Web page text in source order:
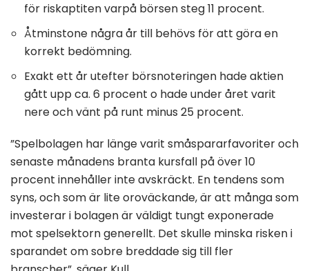
för riskaptiten varpå börsen steg 11 procent.
Åtminstone några år till behövs för att göra en
korrekt bedömning.
Exakt ett år utefter börsnoteringen hade aktien
gått upp ca. 6 procent o hade under året varit
nere och vänt på runt minus 25 procent.
”Spelbolagen har länge varit småspararfavoriter och
senaste månadens branta kursfall på över 10
procent innehåller inte avskräckt. En tendens som
syns, och som är lite oroväckande, är att många som
investerar i bolagen är väldigt tungt exponerade
mot spelsektorn generellt. Det skulle minska risken i
sparandet om sobre breddade sig till fler